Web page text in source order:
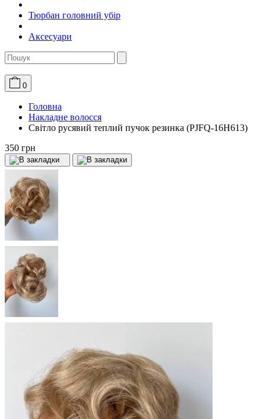
Тюрбан головний убір
Аксесуари
0
Головна
Накладне волосся
Світло русявий теплий пучок резинка (PJFQ-16H613)
350 грн